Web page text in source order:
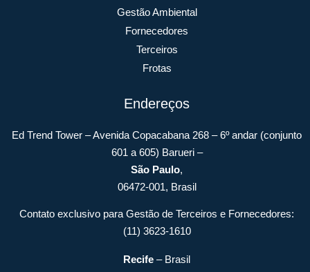
Gestão Ambiental
Fornecedores
Terceiros
Frotas
Endereços
Ed Trend Tower – Avenida Copacabana 268 – 6º andar (conjunto
601 a 605) Barueri –
São Paulo,
06472-001, Brasil
Contato exclusivo para Gestão de Terceiros e Fornecedores:
(11) 3623-1610
Recife – Brasil